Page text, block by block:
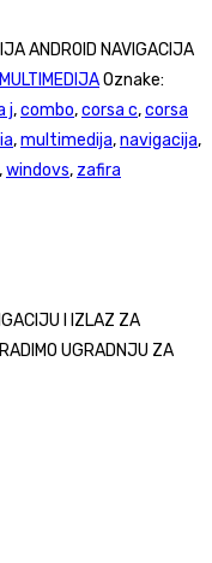
ANDROID NAVIGACIJA
Oznake:
j,combo,corsa c,corsa
,multimedija,navigacija,
,windovs, zafira
I IZLAZ ZA
UGRADNJU ZA